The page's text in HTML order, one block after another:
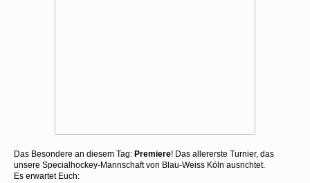
Das Besondere an diesem Tag: Premiere! Das allererste Turnier, das
unsere Specialhockey-Mannschaft von Blau-Weiss Köln ausrichtet.
Es erwartet Euch: